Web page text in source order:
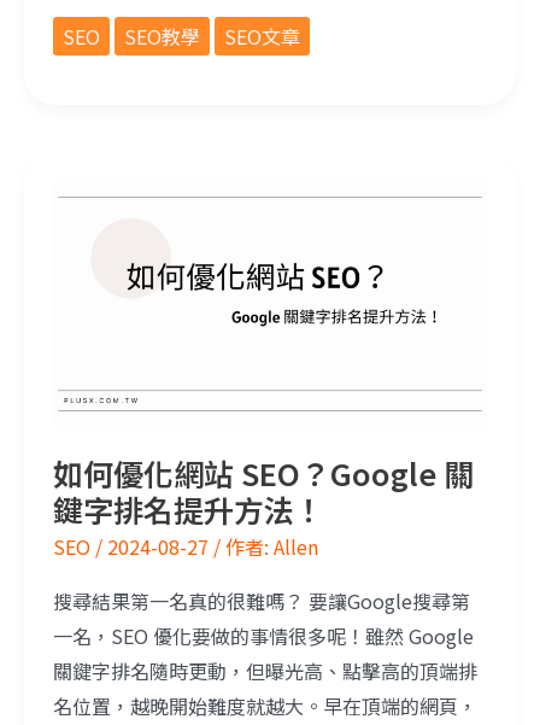
SEO
SEO教學 SEO文章
如何優化網站 SEO？Google 關
鍵字排名提升方法！
SEO / 2024-08-27 / 作者: Allen
搜尋結果第一名真的很難嗎？ 要讓Google搜尋第
一名，SEO 優化要做的事情很多呢！雖然 Google
關鍵字排名隨時更動，但曝光高、點擊高的頂端排
名位置，越晚開始難度就越大。早在頂端的網頁，